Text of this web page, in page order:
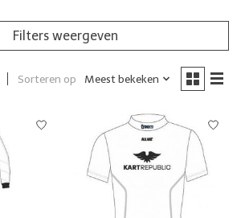
Filters weergeven
Sorteren op Meest bekeken